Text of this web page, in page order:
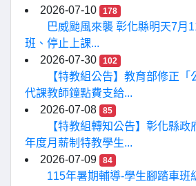
2026-07-10
178
巴威颱風來襲 彰化縣明天7月
班、停止上課...
2026-07-30
102
【特教組公告】教育部修正
代課教師鐘點費支給...
2026-07-08
85
【特教組轉知公告】彰化縣
年度月薪制特教學生...
2026-07-09
84
115年暑期輔導-學生腳踏車班